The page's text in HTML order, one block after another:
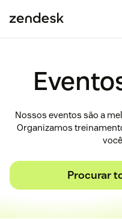
Nossos eventos são a
Organizamos
Procurar